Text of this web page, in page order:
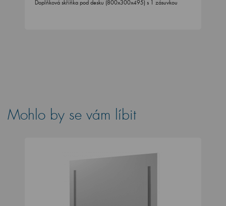
Doplňková skříňka pod desku (800x300x495) s 1 zásuvkou
Mohlo by se vám líbit